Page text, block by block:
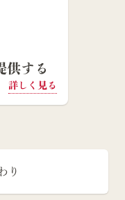
供する
詳しく見る
り